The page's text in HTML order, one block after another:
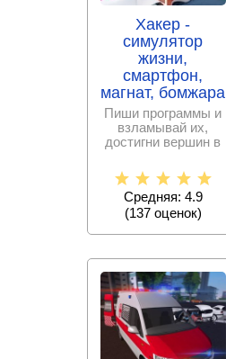
Хакер -
симулятор
жизни,
смартфон,
магнат, бомжара
Пиши программы и
взламывай их,
достигни вершин в
программирования!
Средняя: 4.9
(137оценок)